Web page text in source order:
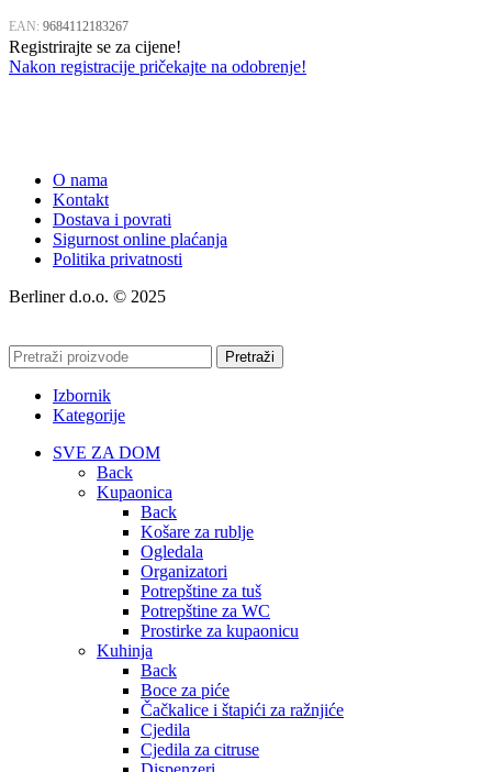
EAN: 9684112183267
Registrirajte se za cijene!
Nakon registracije pričekajte na odobrenje!
O nama
Kontakt
Dostava i povrati
Sigurnost online plaćanja
Politika privatnosti
Berliner d.o.o. © 2025
Pretraži
Izbornik
Kategorije
SVE ZA DOM
Back
Kupaonica
Back
Košare za rublje
Ogledala
Organizatori
Potrepštine za tuš
Potrepštine za WC
Prostirke za kupaonicu
Kuhinja
Back
Boce za piće
Čačkalice i štapići za ražnjiće
Cjedila
Cjedila za citruse